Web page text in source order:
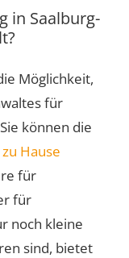
in Saalburg-
Möglichkeit,
für
können die
Hause
für
für
noch kleine
sind, bietet